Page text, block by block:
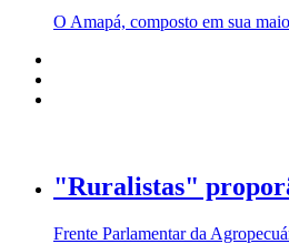
O Amapá, composto em sua
"Ruralistas"
Frente Parlamentar da